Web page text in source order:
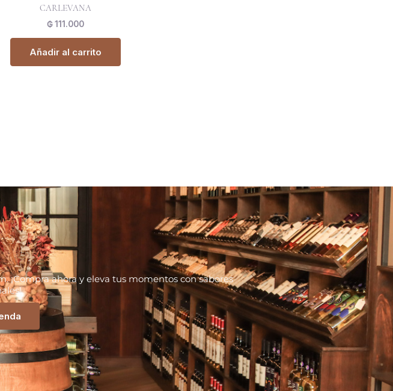
CARLEVANA
₲111.000
Añadir al carrito
¡Compra ahora y eleva tus momentos con sabores